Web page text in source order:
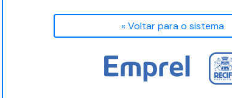
« Voltar para o sistema